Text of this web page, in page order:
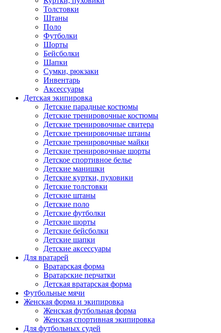
Толстовки
Штаны
Поло
Футболки
Шорты
Бейсболки
Шапки
Сумки, рюкзаки
Инвентарь
Аксессуары
Детская экипировка
Детские парадные костюмы
Детские тренировочные костюмы
Детские тренировочные свитера
Детские тренировочные штаны
Детские тренировочные майки
Детские тренировочные шорты
Детское спортивное белье
Детские манишки
Детские куртки, пуховики
Детские толстовки
Детские штаны
Детские поло
Детские футболки
Детские шорты
Детские бейсболки
Детские шапки
Детские аксессуары
Для вратарей
Вратарская форма
Вратарские перчатки
Детская вратарская форма
Футбольные мячи
Женская форма и экипировка
Женская футбольная форма
Женская спортивная экипировка
Для футбольных судей